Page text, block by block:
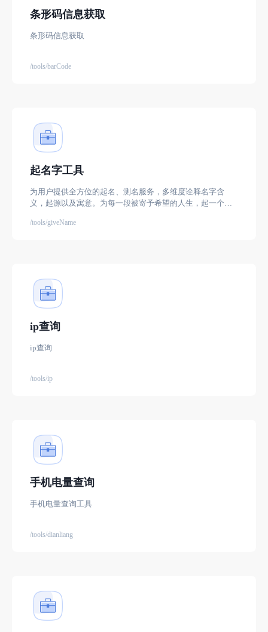
条形码信息获取
条形码信息获取
/tools/barCode
起名字工具
为用户提供全方位的起名、测名服务，多维度诠释名字含
义，起源以及寓意。为每一段被寄予希望的人生，起一个好
/tools/giveName
ip查询
ip查询
/tools/ip
手机电量查询
手机电量查询工具
/tools/dianliang